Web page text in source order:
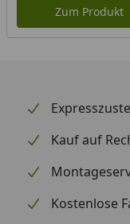
Die angegebenen
Zum Produkt
Kauf auf
Kostenlose